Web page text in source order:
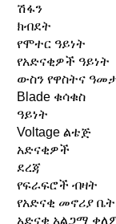
ሽፋን
ክብደት
የሞተር ዓይነት
የአድናቂዎች ዓይነት
ውስን የዋስትና
Blade ቁሳቁስ
ዓይነት
Voltage ልቴጅ
አድናቂዎች
ደረጃ
የፍራፍሮች ብዛት
የአድናቂ መኖሪያ
አድናቂ አልጋማ